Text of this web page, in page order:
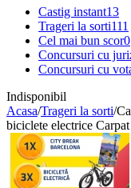
Castig instant13
Trageri la sorti111
Cel mai bun scor0
Concursuri cu
Concursuri cu
Indisponibil
Acasa/Trageri la sorti/
biciclete electrice